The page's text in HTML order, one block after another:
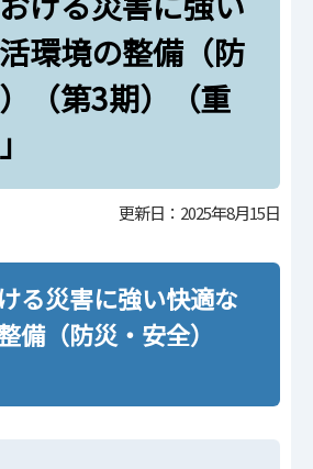
環境の整備（防
（第3期）（重
更新日：2025年8月15日
る災害に強い快適な
備（防災・安全）